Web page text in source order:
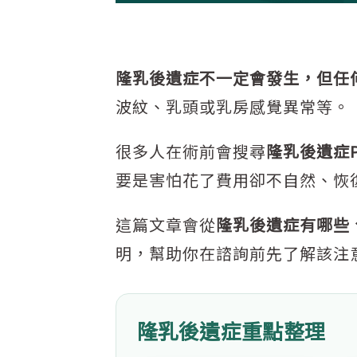
隆乳後遺症不一定會發生，但任
波紋、乳頭或乳房感覺異常等。
很多人在術前會搜尋隆乳後遺症
要是害怕花了費用卻不自然、
這篇文章會從隆乳後遺症有哪
明，幫助你在諮詢前先了解該
隆乳後遺症重點整理